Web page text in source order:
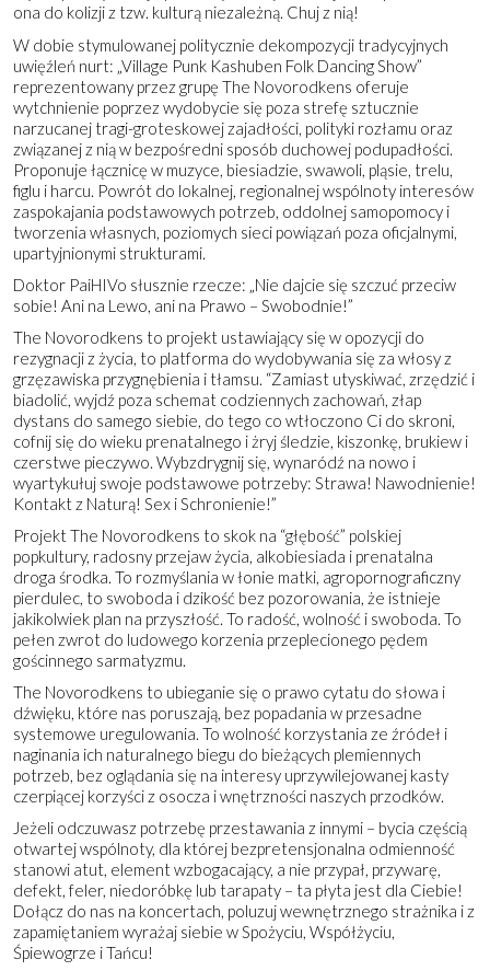
ona do kolizji z tzw. kulturą niezależną. Chuj z nią!
W dobie stymulowanej politycznie dekompozycji tradycyjnych
uwięźleń nurt: „Village Punk Kashuben Folk Dancing Show”
reprezentowany przez grupę The Novorodkens oferuje
wytchnienie poprzez wydobycie się poza strefę sztucznie
narzucanej tragi-groteskowej zajadłości, polityki rozłamu oraz
związanej z nią w bezpośredni sposób duchowej podupadłości.
Proponuje łącznicę w muzyce, biesiadzie, swawoli, pląsie, trelu,
figlu i harcu. Powrót do lokalnej, regionalnej wspólnoty interesów
zaspokajania podstawowych potrzeb, oddolnej samopomocy i
tworzenia własnych, poziomych sieci powiązań poza oficjalnymi,
upartyjnionymi strukturami.
Doktor PaiHIVo słusznie rzecze: „Nie dajcie się szczuć przeciw
sobie! Ani na Lewo, ani na Prawo – Swobodnie!”
The Novorodkens to projekt ustawiający się w opozycji do
rezygnacji z życia, to platforma do wydobywania się za włosy z
grzęzawiska przygnębienia i tłamsu. “Zamiast utyskiwać, zrzędzić i
biadolić, wyjdź poza schemat codziennych zachowań, złap
dystans do samego siebie, do tego co wtłoczono Ci do skroni,
cofnij się do wieku prenatalnego i żryj śledzie, kiszonkę, brukiew i
czerstwe pieczywo. Wybzdrygnij się, wynaródź na nowo i
wyartykułuj swoje podstawowe potrzeby: Strawa! Nawodnienie!
Kontakt z Naturą! Sex i Schronienie!”
Projekt The Novorodkens to skok na “głębość” polskiej
popkultury, radosny przejaw życia, alkobiesiada i prenatalna
droga środka. To rozmyślania w łonie matki, agropornograficzny
pierdulec, to swoboda i dzikość bez pozorowania, że istnieje
jakikolwiek plan na przyszłość. To radość, wolność i swoboda. To
pełen zwrot do ludowego korzenia przeplecionego pędem
gościnnego sarmatyzmu.
The Novorodkens to ubieganie się o prawo cytatu do słowa i
dźwięku, które nas poruszają, bez popadania w przesadne
systemowe uregulowania. To wolność korzystania ze źródeł i
naginania ich naturalnego biegu do bieżących plemiennych
potrzeb, bez oglądania się na interesy uprzywilejowanej kasty
czerpiącej korzyści z osocza i wnętrzności naszych przodków.
Jeżeli odczuwasz potrzebę przestawania z innymi – bycia częścią
otwartej wspólnoty, dla której bezpretensjonalna odmienność
stanowi atut, element wzbogacający, a nie przypał, przywarę,
defekt, feler, niedoróbkę lub tarapaty – ta płyta jest dla Ciebie!
Dołącz do nas na koncertach, poluzuj wewnętrznego strażnika i z
zapamiętaniem wyrażaj siebie w Spożyciu, Współżyciu,
Śpiewogrze i Tańcu!